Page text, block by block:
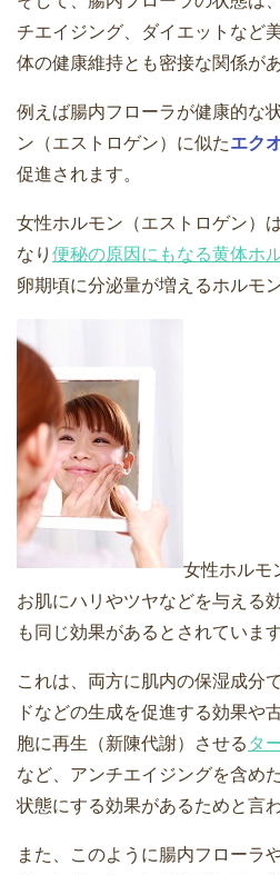
チエイジング、ダイエットなど
体の健康維持とも密接な関係が
例えば腸内フローラが健康的な
ン（エストロゲン）に似たエク
促進されます。
女性ホルモン（エストロゲン）
なり 便秘の原因にもなる黄体ホ
卵期頃に分泌量が増えるホルモン
女性ホルモ
お肌にハリやツヤなどを与える
も同じ効果があるとされています
これは、両方に肌内の保湿成分
ドなどの生成を促進する効果や
胞に再生（新陳代謝）させる タ
など、アンチエイジングを含め
状態にする効果があるためと言
また、このように腸内フローラ